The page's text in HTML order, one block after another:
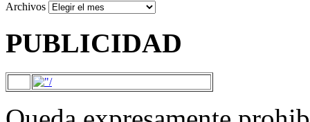
Archivos
PUBLICIDAD